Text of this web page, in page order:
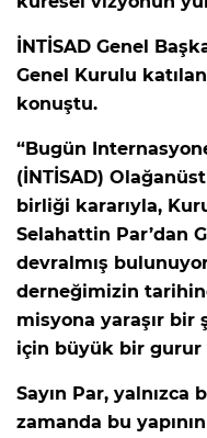
İNTİSAD Genel
Genel Kurulu
konuştu.
“Bugün
(İNTİSAD)
birliği kararıyla,
Selahattin Par’dan
devralmış
derneğimizin
misyona yaraşır
için büyük bir
Sayın Par, yalnızca
zamanda bu